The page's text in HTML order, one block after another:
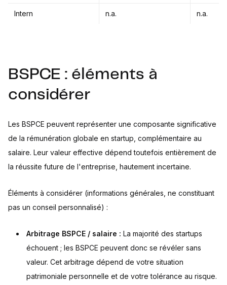
Intern n.a. n.a.
BSPCE : éléments à
considérer
Les BSPCE peuvent représenter une composante significative
de la rémunération globale en startup, complémentaire au
salaire. Leur valeur effective dépend toutefois entièrement de
la réussite future de l'entreprise, hautement incertaine.
Éléments à considérer (informations générales, ne constituant
pas un conseil personnalisé) :
Arbitrage BSPCE / salaire : La majorité des startups
échouent ; les BSPCE peuvent donc se révéler sans
valeur. Cet arbitrage dépend de votre situation
patrimoniale personnelle et de votre tolérance au risque.